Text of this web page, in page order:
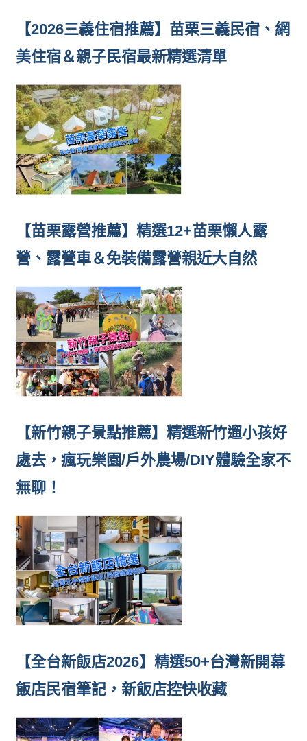
【2026三義住宿推薦】苗栗三義民宿、網
美住宿＆親子民宿最新精選清單
【苗栗露營推薦】精選12+苗栗懶人露
營、露營車＆免裝備露營親近大自然
【新竹親子景點推薦】精選新竹遛小孩好
處去，瘋玩樂園/戶外農場/DIY體驗全家不
無聊！
【全台新飯店2026】精選50+台灣新開幕
飯店民宿筆記，新飯店控快收藏